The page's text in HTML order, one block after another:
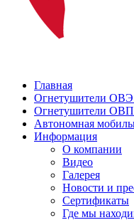
Главная
Огнетушители
Огнетушители
Автономная
Информация
О компании
Видео
Галерея
Новости и
Сертификаты
Где мы